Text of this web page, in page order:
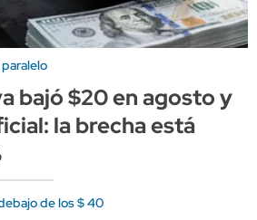
bajó $20 en agosto y
la brecha está
de los $ 40